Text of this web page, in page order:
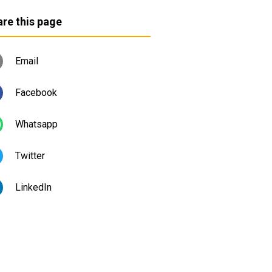
this page
Email
Facebook
Whatsapp
Twitter
LinkedIn